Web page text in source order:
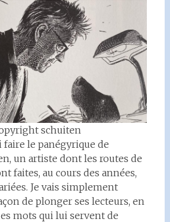
schuiten
faire le panégyrique de
un artiste dont les routes de
faites, au cours des années,
Je vais simplement
de plonger ses lecteurs, en
mots qui lui servent de